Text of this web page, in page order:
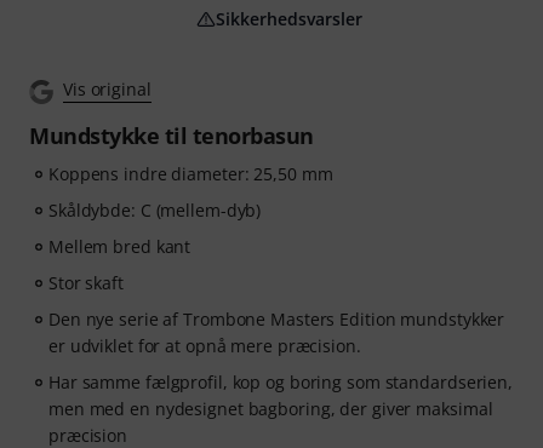
Vis original
Mundstykke til tenorbasun
Koppens indre diameter: 25,50 mm
Skåldybde: C (mellem-dyb)
Mellem bred kant
Stor skaft
Den nye serie af Trombone Masters Edition mundstykker
er udviklet for at opnå mere præcision.
Har samme fælgprofil, kop og boring som standardserien,
men med en nydesignet bagboring, der giver maksimal
præcision
Sikkerhedsvarsler